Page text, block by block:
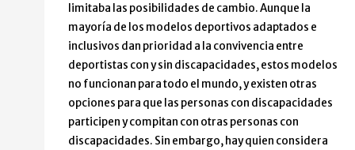
limitaba las posibilidades de cambio. Aunque la
mayoría de los modelos deportivos adaptados e
inclusivos dan prioridad a la convivencia entre
deportistas con y sin discapacidades, estos modelos
no funcionan para todo el mundo, y existen otras
opciones para que las personas con discapacidades
participen y compitan con otras personas con
discapacidades. Sin embargo, hay quien considera